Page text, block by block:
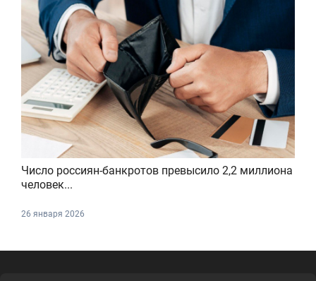
Число россиян-банкротов превысило 2,2 миллиона
человек...
26 января 2026